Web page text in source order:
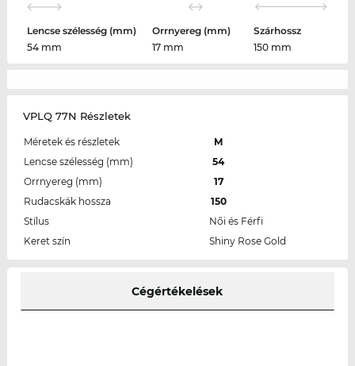
Lencse szélesség (mm)
54 mm
Orrnyereg (mm)
17 mm
Szárhossz
150 mm
VPLQ 77N Részletek
Méretek és részletek
M
Lencse szélesség (mm)
54
Orrnyereg (mm)
17
Rudacskák hossza
150
Stílus
Női és Férfi
Keret szín
Shiny Rose Gold
Cégértékelések